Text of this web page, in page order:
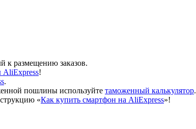
к размещению заказов.
AliExpress!
.
пошлины используйте таможенный калькулятор.
«Как купить смартфон на AliExpress»!